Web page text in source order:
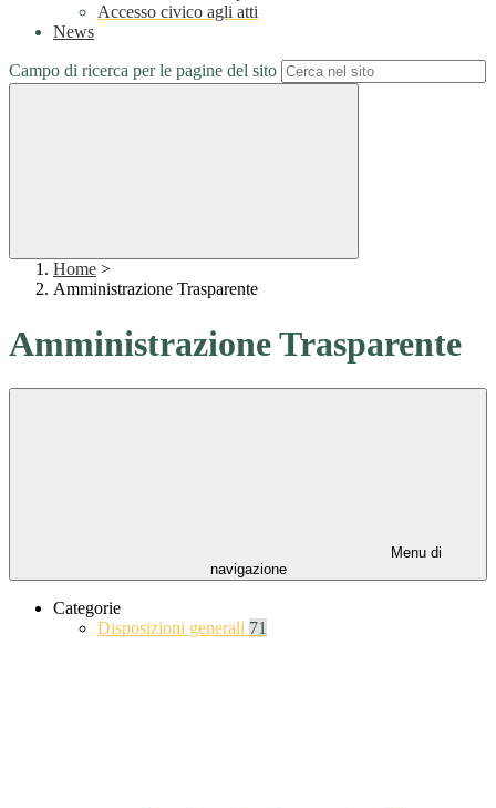
Accesso civico agli atti
News
Campo di ricerca per le pagine del sito
Home >
Amministrazione Trasparente
Amministrazione Trasparente
Menu di
navigazione
Categorie
Disposizioni generali 71